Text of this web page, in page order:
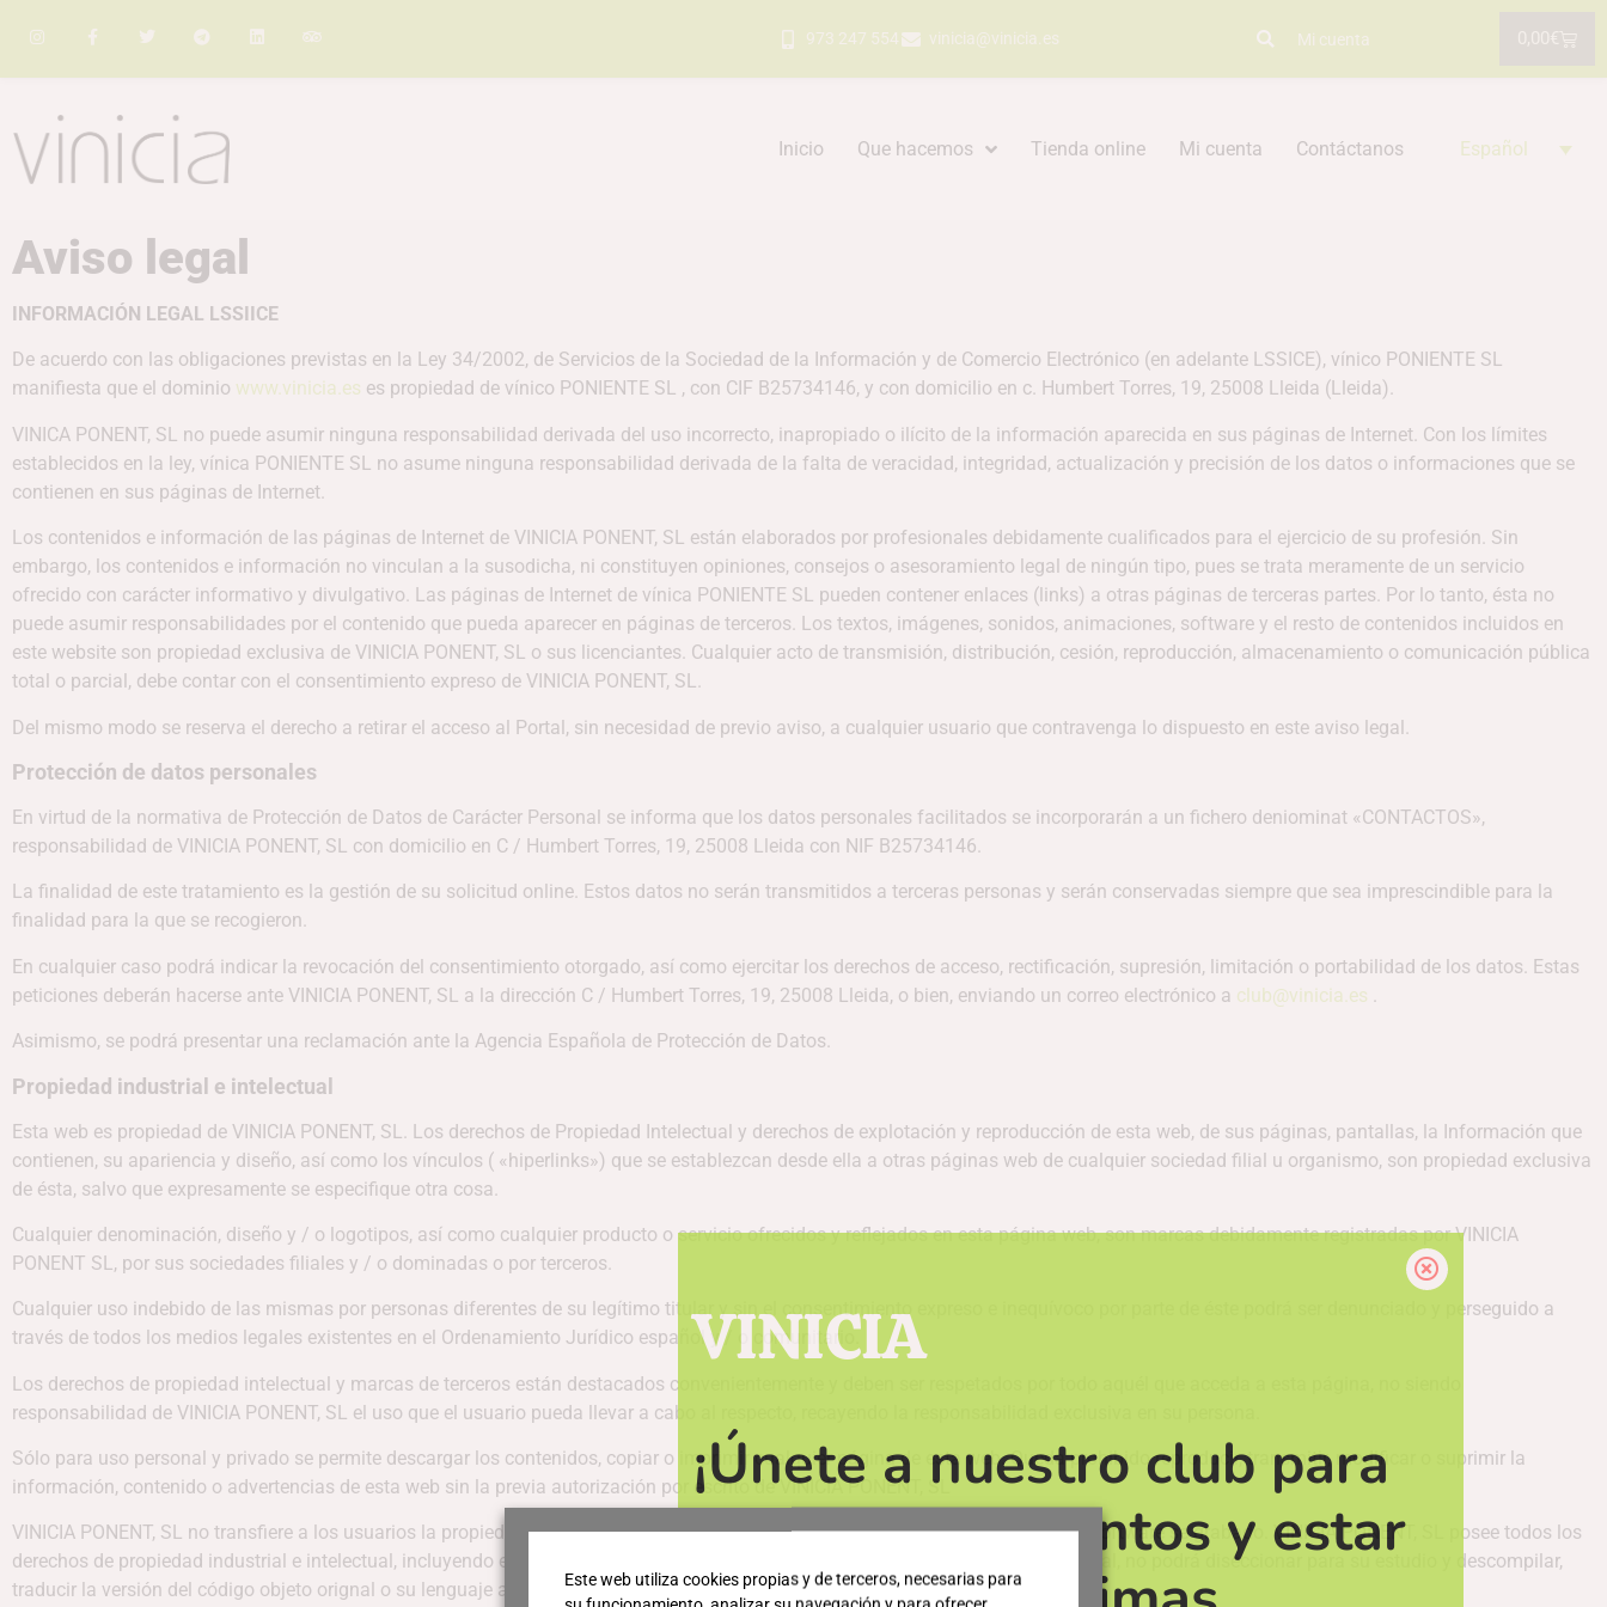
973 247 554 vinicia@vinicia.es Mi cuenta
Inicio Que hacemos Tienda online Mi cuenta Contáctanos Español
Aviso legal
INFORMACIÓN LEGAL LSSIICE
De acuerdo con las obligaciones previstas en la Ley 34/2002, de Servicios de la Sociedad de la Información y de Comercio Electrónico (en adelante LSSICE), vínico PONIENTE SL
manifiesta que el dominio www.vinicia.es es propiedad de vínico PONIENTE SL , con CIF B25734146, y con domicilio en c. Humbert Torres, 19, 25008 Lleida (Lleida).
VINICA PONENT, SL no puede asumir ninguna responsabilidad derivada del uso incorrecto, inapropiado o ilícito de la información aparecida en sus páginas de Internet. Con los límites
establecidos en la ley, vínica PONIENTE SL no asume ninguna responsabilidad derivada de la falta de veracidad, integridad, actualización y precisión de los datos o informaciones que se
contienen en sus páginas de Internet.
Los contenidos e información de las páginas de Internet de VINICIA PONENT, SL están elaborados por profesionales debidamente cualificados para el ejercicio de su profesión. Sin
embargo, los contenidos e información no vinculan a la susodicha, ni constituyen opiniones, consejos o asesoramiento legal de ningún tipo, pues se trata meramente de un servicio
ofrecido con carácter informativo y divulgativo. Las páginas de Internet de vínica PONIENTE SL pueden contener enlaces (links) a otras páginas de terceras partes. Por lo tanto, ésta no
puede asumir responsabilidades por el contenido que pueda aparecer en páginas de terceros. Los textos, imágenes, sonidos, animaciones, software y el resto de contenidos incluidos en
este website son propiedad exclusiva de VINICIA PONENT, SL o sus licenciantes. Cualquier acto de transmisión, distribución, cesión, reproducción, almacenamiento o comunicación pública
total o parcial, debe contar con el consentimiento expreso de VINICIA PONENT, SL.
Del mismo modo se reserva el derecho a retirar el acceso al Portal, sin necesidad de previo aviso, a cualquier usuario que contravenga lo dispuesto en este aviso legal.
Protección de datos personales
En virtud de la normativa de Protección de Datos de Carácter Personal se informa que los datos personales facilitados se incorporarán a un fichero deniominat «CONTACTOS»,
responsabilidad de VINICIA PONENT, SL con domicilio en C / Humbert Torres, 19, 25008 Lleida con NIF B25734146.
La finalidad de este tratamiento es la gestión de su solicitud online. Estos datos no serán transmitidos a terceras personas y serán conservadas siempre que sea imprescindible para la
finalidad para la que se recogieron.
En cualquier caso podrá indicar la revocación del consentimiento otorgado, así como ejercitar los derechos de acceso, rectificación, supresión, limitación o portabilidad de los datos. Estas
peticiones deberán hacerse ante VINICIA PONENT, SL a la dirección C / Humbert Torres, 19, 25008 Lleida, o bien, enviando un correo electrónico a club@vinicia.es
Asimismo, se podrá presentar una reclamación ante la Agencia Española de Protección de Datos.
Propiedad industrial e intelectual
Esta web es propiedad de VINICIA PONENT, SL. Los derechos de Propiedad Intelectual y derechos de explotación y reproducción de esta web, de sus páginas, pantallas, la Información que
contienen, su apariencia y diseño, así como los vínculos ( «hiperlinks») que se establezcan desde ella a otras páginas web de cualquier sociedad filial u organismo, son propiedad exclusiva
de ésta, salvo que expresamente se especifique otra cosa.
Cualquier denominación, diseño y / o logotipos, así como cualquier producto o servicio ofrecidos y reflejados en esta página web, son marcas debidamente registradas por VINICIA
PONENT SL, por sus sociedades filiales y / o dominadas o por terceros.
Cualquier uso indebido de las mismas por personas diferentes de su legítimo titular y sin el consentimiento expreso e inequívoco por parte de éste podrá ser denunciado y perseguido a
través de todos los medios legales existentes en el Ordenamiento Jurídico español y / o comunitario.
Los derechos de propiedad intelectual y marcas de terceros están destacados convenientemente y deben ser respetados por todo aquél que acceda a esta página, no siendo
responsabilidad de VINICIA PONENT, SL el uso que el usuario pueda llevar a cabo al respecto, recayendo la responsabilidad exclusiva en su persona.
Sólo para uso personal y privado se permite descargar los contenidos, copiar o imprimir cualquier página de esta web. Queda prohibido reproducir, transmitir, modificar o suprimir la
información, contenido o advertencias de esta web sin la previa autorización por escrito de VINICIA PONENT, SL
VINICIA PONENT, SL no transfiere a los usuarios la propiedad de su software. El usuario Es el propietario del soporte en el que el software se grabado. VINICIA PONENT, SL posee todos los
derechos de propiedad industrial e intelectual, incluyendo el sowftare. Si el usuario transfiere software de este website a su terminal, no podrá diseccionar para su estudio y descompilar,
traducir la versión del código objeto orignal o su lenguaje a otro código o lenguaje.
Este web utiliza cookies propias y de terceros, necesarias para
VINICIA
¡Únete a nuestro club para
obtener descuentos y estar